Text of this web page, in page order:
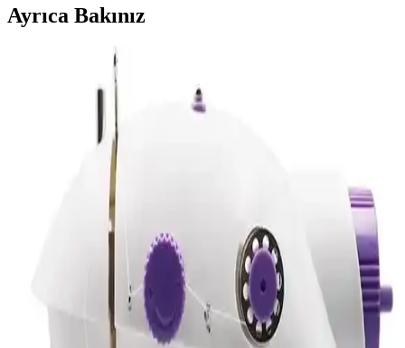
Ayrıca Bakınız
EGO Power+ 56V Self-Propelled Çim Biçme
Makinesi Özellikleri ve Avantajları
EGO Power+ 56V batarya teknolojisiyle donatılmış, çok yönlü ve
çevreci self-propelled çim biçme makinesi, uzun çalışma süresi ve
pratik kullanımıyla bahçe bakımını kolaylaştırır.
Bosch Kablosuz Elektrikli Süpürgeler: Yüksek
Performans ve Kullanım Kolaylığı
Bosch'un kablosuz elektrikli süpürgeleri, yüksek emiş gücü, uzun pil
ömrü ve ergonomik tasarımıyla temizlikte yeni bir standart getiriyor.
Hafif ve pratik modeller, her yüzeyde etkili temizlik sunuyor.
Karaca Mikser Karşılaştırması: Maestrochef Stella
ve Mastermaid Chef Pro Özellikleri